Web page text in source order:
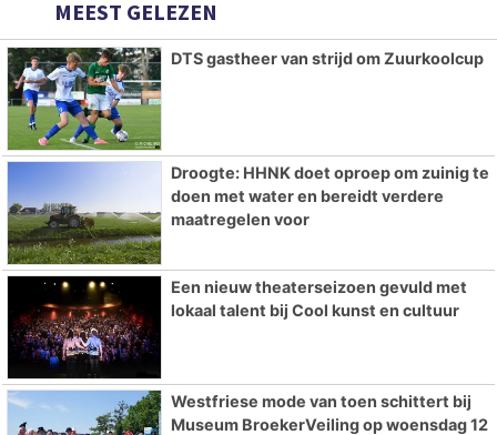
MEEST GELEZEN
DTS gastheer van strijd om Zuurkoolcup
Droogte: HHNK doet oproep om zuinig te
doen met water en bereidt verdere
maatregelen voor
Een nieuw theaterseizoen gevuld met
lokaal talent bij Cool kunst en cultuur
Westfriese mode van toen schittert bij
Museum BroekerVeiling op woensdag 12